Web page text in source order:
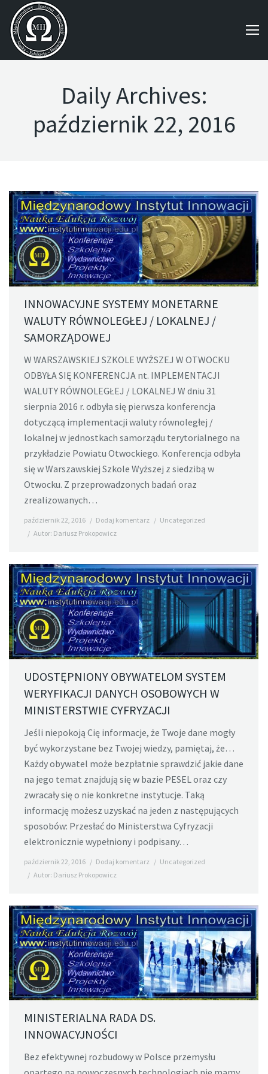
Daily Archives:
październik 22, 2016
INNOWACYJNE SYSTEMY MONETARNE
WALUTY RÓWNOLEGŁEJ / LOKALNEJ /
SAMORZĄDOWEJ
W WARSZAWSKIEJ SZKOLE WYŻSZEJ W OTWOCKU
ODBYŁA SIĘ KONFERENCJA nt. IMPLEMENTACJI
WALUTY RÓWNOLEGŁEJ / LOKALNEJ W dniu 31
sierpnia 2016 r. odbyła się pierwsza konferencja
dotyczącą implementacji waluty równoległej /
lokalnej w jednostkach samorządu terytorialnego na
przykładzie Powiatu Otwockiego. Konferencja odbyła
się w Warszawskiej Szkole Wyższej z siedzibą w
Otwocku. Z przeprowadzonych badań oraz
zrealizowanych…
październik 22, 2016 Dodaj komentarz
Uncategorized
Autor: Dariusz Prokopowicz
UDOSTĘPNIONY OBYWATELOM SYSTEM
WERYFIKACJI DANYCH OSOBOWYCH W
MINISTERSTWIE CYFRYZACJI
Jeśli niepokoją Cię informacje, że Twoje dane mogły
być wykorzystane bez Twojej wiedzy, pamiętaj, że…
Każdy obywatel może bezpłatnie sprawdzić jakie dane
na jego temat znajdują się w bazie PESEL oraz czy
zwracały się o nie konkretne instytucje. Taką
informację możesz uzyskać na jeden z następujących
sposobów: Przesłać do Ministerstwa Cyfryzacji
elektronicznie wypełniony i podpisany…
październik 22, 2016 Dodaj komentarz
Uncategorized
Autor: Dariusz Prokopowicz
MINISTERIALNA RADA DS.
INNOWACYJNOŚCI
Bez efektywnej rozbudowy w Polsce przemysłu